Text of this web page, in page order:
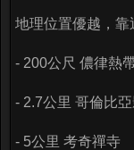
地理位置優越，靠
- 200公尺 儂律熱
- 2.7公里 哥倫比
- 5公里 考奇禪寺